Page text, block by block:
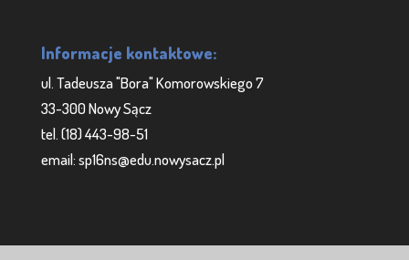
Informacje kontaktowe:
ul. Tadeusza "Bora" Komorowskiego 7
33-300 Nowy Sącz
tel. (18) 443-98-51
email: sp16ns@edu.nowysacz.pl